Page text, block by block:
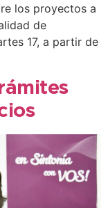
los proyectos a
de
17, a partir de